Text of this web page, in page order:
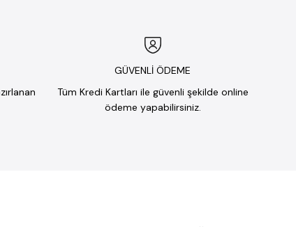
GÜVENLİ ÖDEME
Tüm Kredi Kartları ile güvenli şekilde online
ödeme yapabilirsiniz.